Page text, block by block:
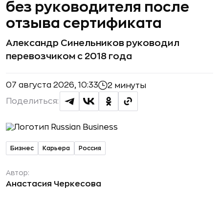
без руководителя после
отзыва сертификата
Александр Синельников руководил
перевозчиком с 2018 года
07 августа 2026, 10:33 2 минуты
Поделиться:
Бизнес Карьера Россия
Автор:
Анастасия Черкесова